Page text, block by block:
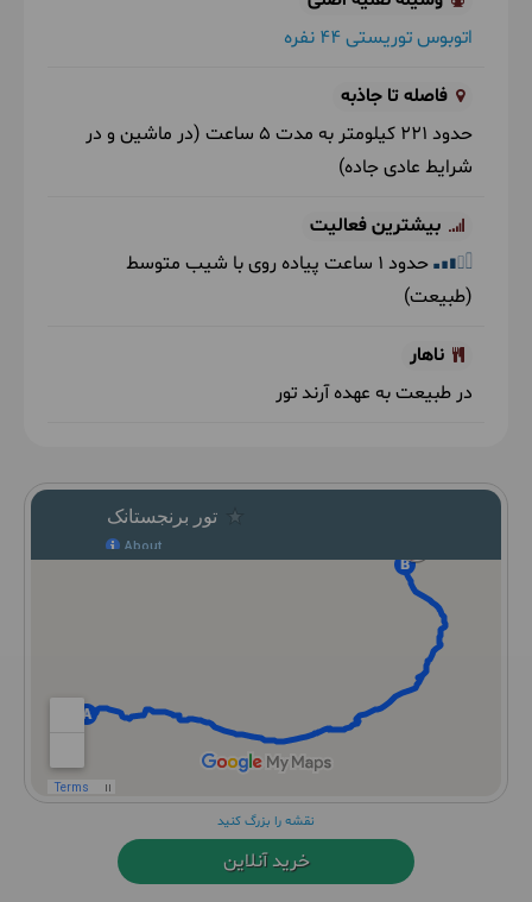
اتوبوس توریستی 44 نفره
فاصله تا جاذبه
حدود 221 کیلومتر به مدت 5 ساعت (در ماشین و در
شرایط عادی جاده)
بیشترین فعالیت
حدود 1 ساعت پیاده روی با شیب متوسط
(طبیعت)
ناهار
در طبیعت به عهده آرند تور
نقشه را بزرگ کنید
خرید آنلاین